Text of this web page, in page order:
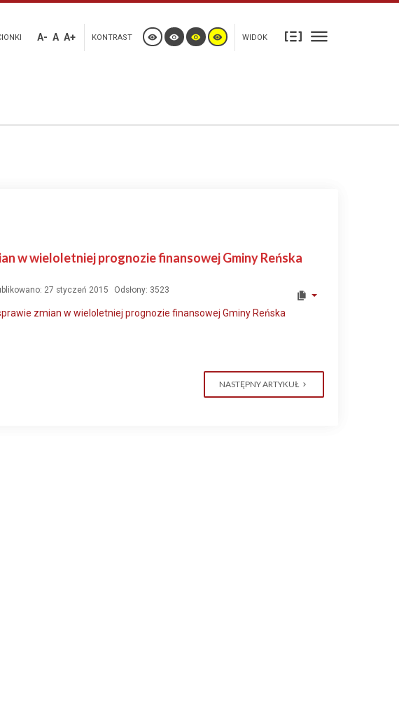
A- A A+ KONTRAST WIDOK
w wieloletniej prognozie finansowej Gminy Reńska
27 styczeń 2015 Odsłony: 3523
zmian w wieloletniej prognozie finansowej Gminy Reńska
NASTĘPNY ARTYKUŁ